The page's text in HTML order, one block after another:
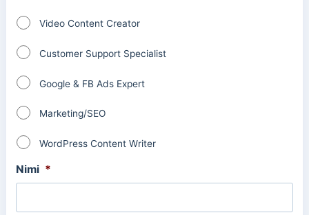
Video Content Creator
Customer Support Specialist
Google & FB Ads Expert
Marketing/SEO
WordPress Content Writer
Nimi *